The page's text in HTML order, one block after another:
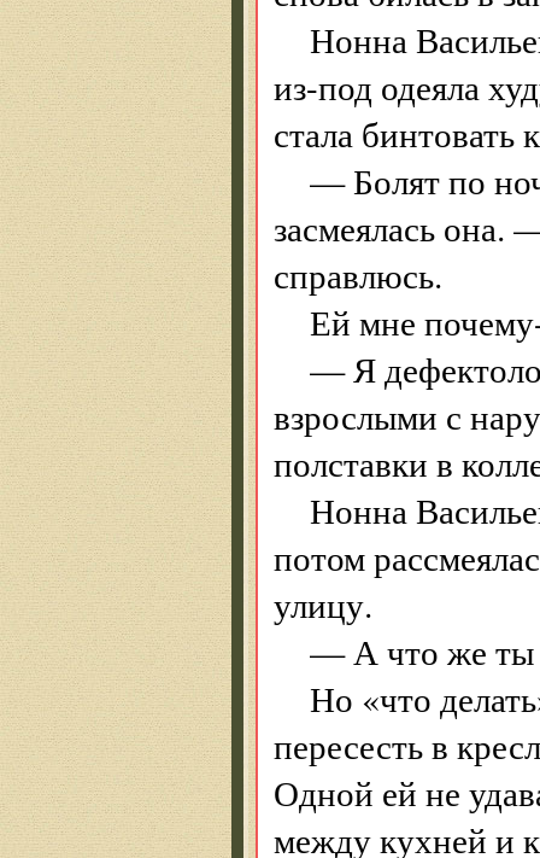
Нонна
из-под одеяла
стала бинтовать
— Болят по
засмеялась она.
справлюсь.
Ей мне
— Я
взрослыми с
полставки в
Нонна
потом
улицу.
— А что же ты
Но «что
пересесть в
Одной ей не
между кухней и